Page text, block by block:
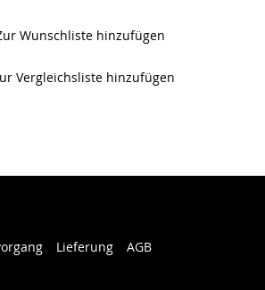
Wunschliste hinzufügen
Vergleichsliste hinzufügen
Lieferung
AGB